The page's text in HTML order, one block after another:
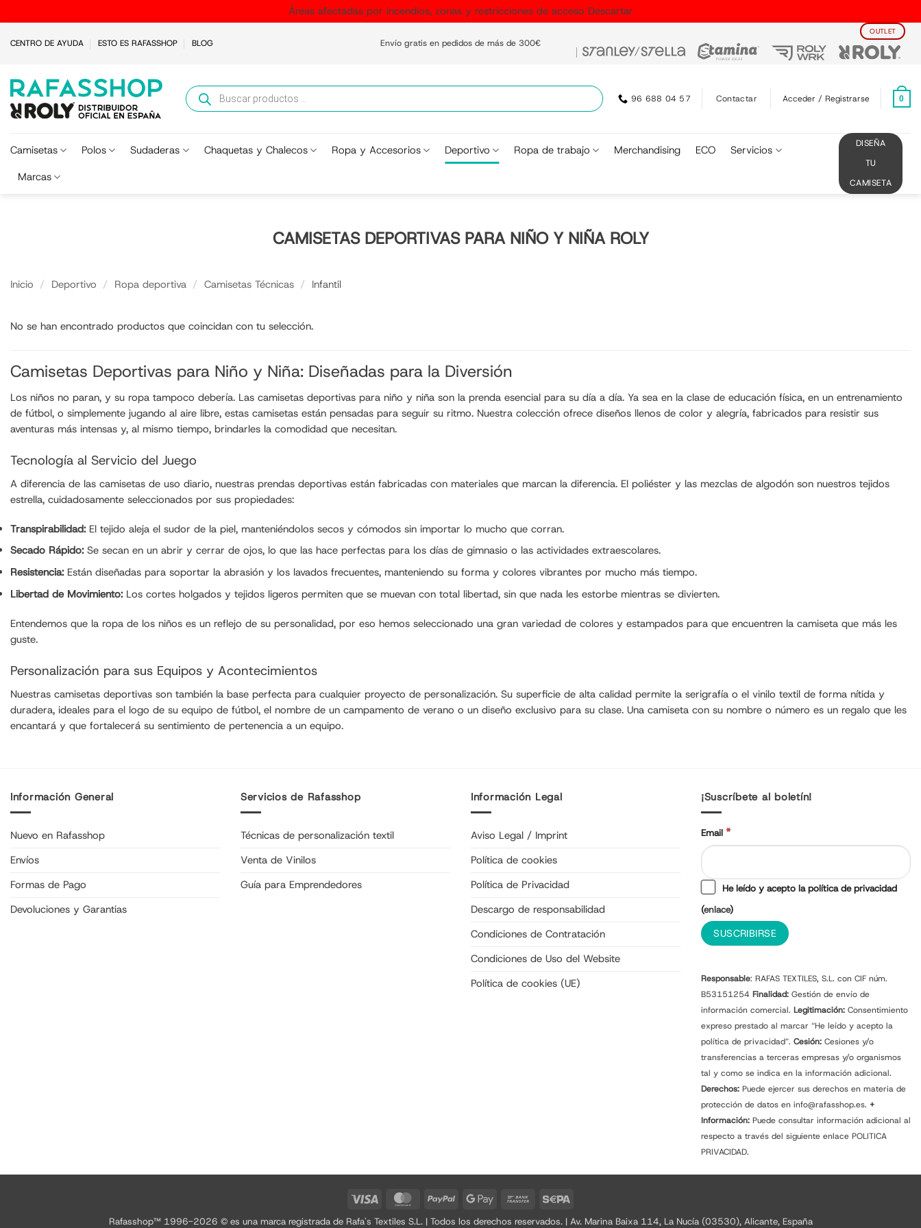
Áreas afectadas por incendios, zonas y restricciones de acceso Descartar
CENTRO DE AYUDA ESTO ES RAFASSHOP BLOG Envío gratis en pedidos de más de 300€
OUTLET
Búsqueda
de
productos
96 688 04 57 Contactar Acceder / Registrarse 0
Camisetas Polos Sudaderas Chaquetas y Chalecos Ropa y Accesorios Deportivo Ropa de trabajo Merchandising ECO
Servicios
Marcas
DISEÑA
TU
CAMISETA
CAMISETAS DEPORTIVAS PARA NIÑO Y NIÑA ROLY
Inicio / Deportivo / Ropa deportiva / Camisetas Técnicas / Infantil
No se han encontrado productos que coincidan con tu selección.
Camisetas Deportivas para Niño y Niña: Diseñadas para la Diversión
Los niños no paran, y su ropa tampoco debería. Las camisetas deportivas para niño y niña son la prenda esencial para su día a día. Ya sea en la clase de educación física, en un entrenamiento
de fútbol, o simplemente jugando al aire libre, estas camisetas están pensadas para seguir su ritmo. Nuestra colección ofrece diseños llenos de color y alegría, fabricados para resistir sus
aventuras más intensas y, al mismo tiempo, brindarles la comodidad que necesitan.
Tecnología al Servicio del Juego
A diferencia de las camisetas de uso diario, nuestras prendas deportivas están fabricadas con materiales que marcan la diferencia. El poliéster y las mezclas de algodón son nuestros tejidos
estrella, cuidadosamente seleccionados por sus propiedades:
Transpirabilidad:El tejido aleja el sudor de la piel, manteniéndolos secos y cómodos sin importar lo mucho que corran.
Secado Rápido:Se secan en un abrir y cerrar de ojos, lo que las hace perfectas para los días de gimnasio o las actividades extraescolares.
Resistencia:Están diseñadas para soportar la abrasión y los lavados frecuentes, manteniendo su forma y colores vibrantes por mucho más tiempo.
Libertad de Movimiento:Los cortes holgados y tejidos ligeros permiten que se muevan con total libertad, sin que nada les estorbe mientras se divierten.
Entendemos que la ropa de los niños es un reflejo de su personalidad, por eso hemos seleccionado una gran variedad de colores y estampados para que encuentren la camiseta que más les
guste.
Personalización para sus Equipos y Acontecimientos
Nuestras camisetas deportivas son también la base perfecta para cualquier proyecto de personalización. Su superficie de alta calidad permite la serigrafía o el vinilo textil de forma nítida y
duradera, ideales para el logo de su equipo de fútbol, el nombre de un campamento de verano o un diseño exclusivo para su clase. Una camiseta con su nombre o número es un regalo que les
encantará y que fortalecerá su sentimiento de pertenencia a un equipo.
Información General
Nuevo en Rafasshop
Envíos
Formas de Pago
Devoluciones y Garantias
Servicios de Rafasshop
Técnicas de personalización textil
Venta de Vinilos
Guía para Emprendedores
Información Legal
Aviso Legal / Imprint
Política de cookies
Política de Privacidad
Descargo de responsabilidad
Condiciones de Contratación
Condiciones de Uso del Website
Política de cookies (UE)
¡Suscríbete al boletín!
Email *
He leído y acepto la política de privacidad
(enlace)
Responsable: RAFAS TEXTILES, S.L. con CIF núm.
B53151254 Finalidad: Gestión de envío de
información comercial. Legitimación: Consentimiento
expreso prestado al marcar “He leído y acepto la
política de privacidad”. Cesión: Cesiones y/o
transferencias a terceras empresas y/o organismos
tal y como se indica en la información adicional.
Derechos: Puede ejercer sus derechos en materia de
protección de datos en info@rafasshop.es. +
Información: Puede consultar información adicional al
respecto a través del siguiente enlace POLITICA
PRIVACIDAD.
Visa MasterCardPayPal
Google
Bank
Rafasshop™ 1996-2026 © es una marca registrada de Rafa's Textiles S.L. | Todos los derechos reservados. | Av. Marina Baixa 114, La Nucía (03530), Alicante, España